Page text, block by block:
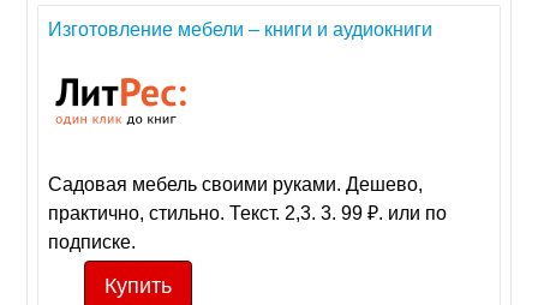
Изготовление мебели – книги и аудиокниги
Садовая мебель своими руками. Дешево,
практично, стильно. Текст. 2,3. 3. 99 ₽. или по
подписке.
Купить